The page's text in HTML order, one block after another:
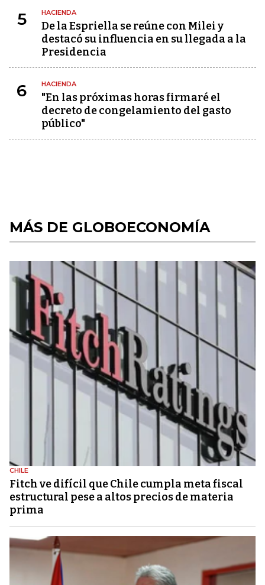
5 HACIENDA
De la Espriella se reúne con Milei y
destacó su influencia en su llegada a la
Presidencia
6 HACIENDA
"En las próximas horas firmaré el
decreto de congelamiento del gasto
público"
MÁS DE GLOBOECONOMÍA
CHILE
Fitch ve difícil que Chile cumpla meta fiscal
estructural pese a altos precios de materia
prima